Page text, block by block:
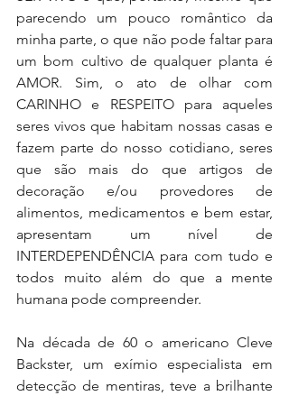
parecendo um pouco romântico da
minha parte, o que não pode faltar para
um bom cultivo de qualquer planta é
AMOR. Sim, o ato de olhar com
CARINHO e RESPEITO para aqueles
seres vivos que habitam nossas casas e
fazem parte do nosso cotidiano, seres
que são mais do que artigos de
decoração e/ou provedores de
alimentos, medicamentos e bem estar,
apresentam um nível de
INTERDEPENDÊNCIA para com tudo e
todos muito além do que a mente
humana pode compreender.
Na década de 60 o americano Cleve
Backster, um exímio especialista em
detecção de mentiras, teve a brilhante